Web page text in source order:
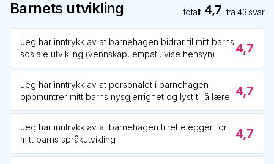
Barnets utvikling totalt 4,7 fra43 svar
Jeg har inntrykk av at barnehagen bidrar til mitt barns
sosiale utvikling (vennskap, empati, vise hensyn)
4,7
Jeg har inntrykk av at personalet i barnehagen
oppmuntrer mitt barns nysgjerrighet og lyst til å lære
4,7
Jeg har inntrykk av at barnehagen tilrettelegger for
mitt barns språkutvikling
4,7